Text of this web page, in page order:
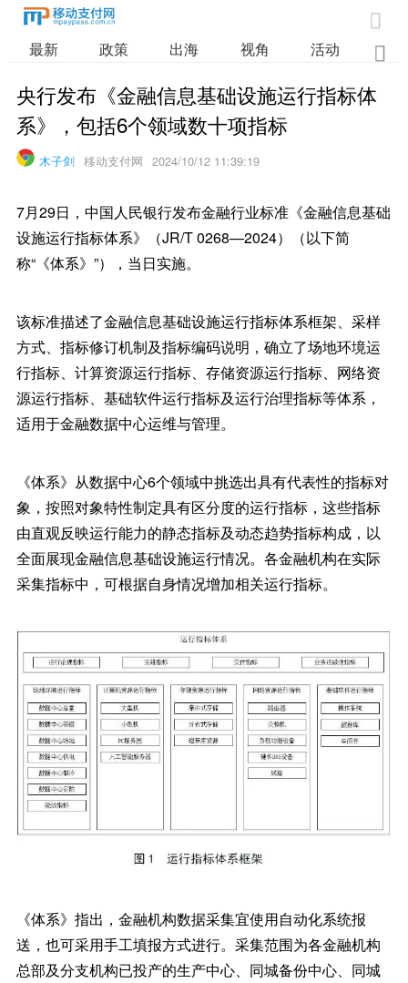

最新 政策 出海 视角 活动 业

央行发布《金融信息基础设施运行指标体
系》，包括6个领域数十项指标
木子剑 移动支付网 2024/10/12 11:39:19
7月29日，中国人民银行发布金融行业标准《金融信息基础
设施运行指标体系》（JR/T 0268—2024）（以下简
称“《体系》”），当日实施。
该标准描述了金融信息基础设施运行指标体系框架、采样
方式、指标修订机制及指标编码说明，确立了场地环境运
行指标、计算资源运行指标、存储资源运行指标、网络资
源运行指标、基础软件运行指标及运行治理指标等体系，
适用于金融数据中心运维与管理。
《体系》从数据中心6个领域中挑选出具有代表性的指标对
象，按照对象特性制定具有区分度的运行指标，这些指标
由直观反映运行能力的静态指标及动态趋势指标构成，以
全面展现金融信息基础设施运行情况。各金融机构在实际
采集指标中，可根据自身情况增加相关运行指标。
《体系》指出，金融机构数据采集宜使用自动化系统报
送，也可采用手工填报方式进行。采集范围为各金融机构
总部及分支机构已投产的生产中心、同城备份中心、同城